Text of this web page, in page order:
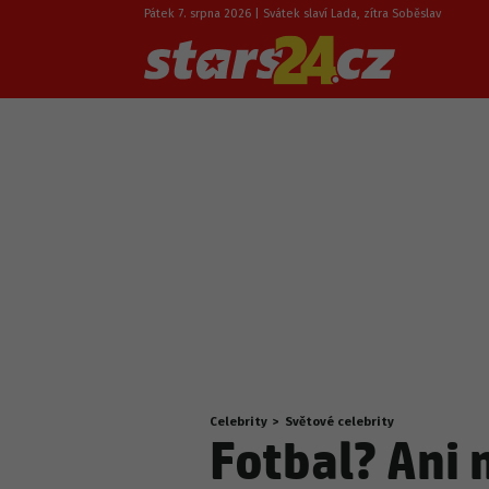
Pátek 7. srpna 2026 | Svátek slaví Lada, zítra Soběslav
Nacházíte
se
zde:
Celebrity > Světové celebrity
Fotbal? Ani